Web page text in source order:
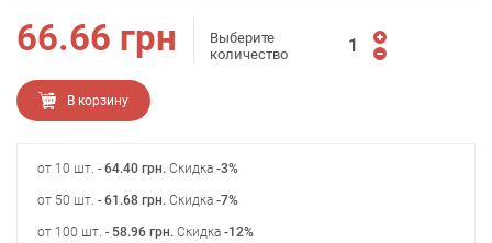
66.66 грн
Выберите
количество
В корзину
от 10 шт. - 64.40 грн. Скидка -3%
от 50 шт. - 61.68 грн. Скидка -7%
от 100 шт. - 58.96 грн. Скидка -12%